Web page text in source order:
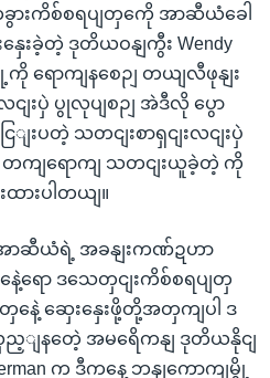
ခွားကိစ်စရပျတှကေို အာဆီယံခေါ
ေးခဲ့တဲ့ ဒုတိယဝနျကွီး Wendy
ရောကျနစေဉျ တယျလီဖုနျး
ျးပှဲ ပွုလုပျစဉျ အဲဒီလို ပွော
းပတဲ့ သတငျးစာရှငျးလငျးပှဲ
ကျရောကျ သတငျးယူခဲ့တဲ့ ကို
ထားပါတယျ။
အာဆီယံရဲ့ အခနျးကဏ်ဍဟာ
ေဲ့ရော ဒသေတှငျးကိစ်စရပျတှ
နေဲ့ ဆှေးနှေးဖို့တို့အတှကျပါ ဒ
ည့ျနတေဲ့ အမရေိကနျ ဒုတိယနိုငျ
က ဒီကနေ့ ဘနျကောကျမွို့